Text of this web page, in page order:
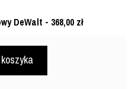
DeWalt - 368,00 zł